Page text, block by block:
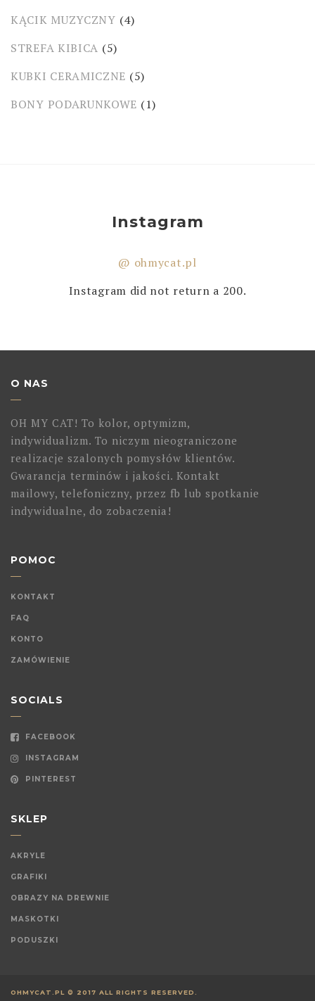
KĄCIK MUZYCZNY (4)
STREFA KIBICA (5)
KUBKI CERAMICZNE (5)
BONY PODARUNKOWE (1)
Instagram
@ ohmycat.pl
Instagram did not return a 200.
O NAS
OH MY CAT! To kolor, optymizm,
indywidualizm. To niczym nieograniczone
realizacje szalonych pomysłów klientów.
Gwarancja terminów i jakości. Kontakt
mailowy, telefoniczny, przez fb lub spotkanie
indywidualne, do zobaczenia!
POMOC
KONTAKT
FAQ
KONTO
ZAMÓWIENIE
SOCIALS
FACEBOOK
INSTAGRAM
PINTEREST
SKLEP
AKRYLE
GRAFIKI
OBRAZY NA DREWNIE
MASKOTKI
PODUSZKI
OHMYCAT.PL © 2017 ALL RIGHTS RESERVED.